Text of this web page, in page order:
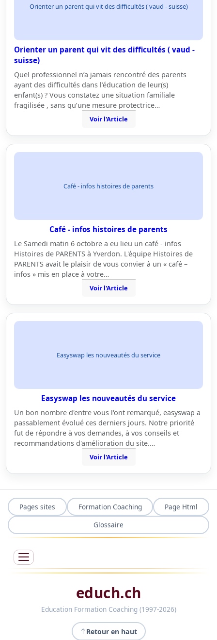
Orienter un parent qui vit des difficultés ( vaud - suisse)
Orienter un parent qui vit des difficultés ( vaud -
suisse)
Quel professionnel n’a jamais rencontré des parents
ayant des difficultés dans l’éducation de leur(s)
enfant(s) ? Vous constatez une situation familiale
fragilisée , sans qu’une mesure protectrice…
Voir l'Article
Café - infos histoires de parents
Café - infos histoires de parents
Le Samedi matin 6 octobre a eu lieu un café - infos
Histoires de PARENTS à Yverdon. L'équipe Histoires de
PARENTS avait le plaisir de vous convier à un « café –
infos » mis en place à votre…
Voir l'Article
Easyswap les nouveautés du service
Easyswap les nouveautés du service
Un bon nombre d'entre vous l'ont remarqué, easyswap a
passablement évolué ces derniers jours. Notre priorité
fut de répondre à vos demandes, à vos conseils et
recommandations d'amélioration du site.…
Voir l'Article
Pages sites Formation Coaching
Page Html
Glossaire
educh.ch
Education Formation Coaching (1997-2026)
Retour en haut